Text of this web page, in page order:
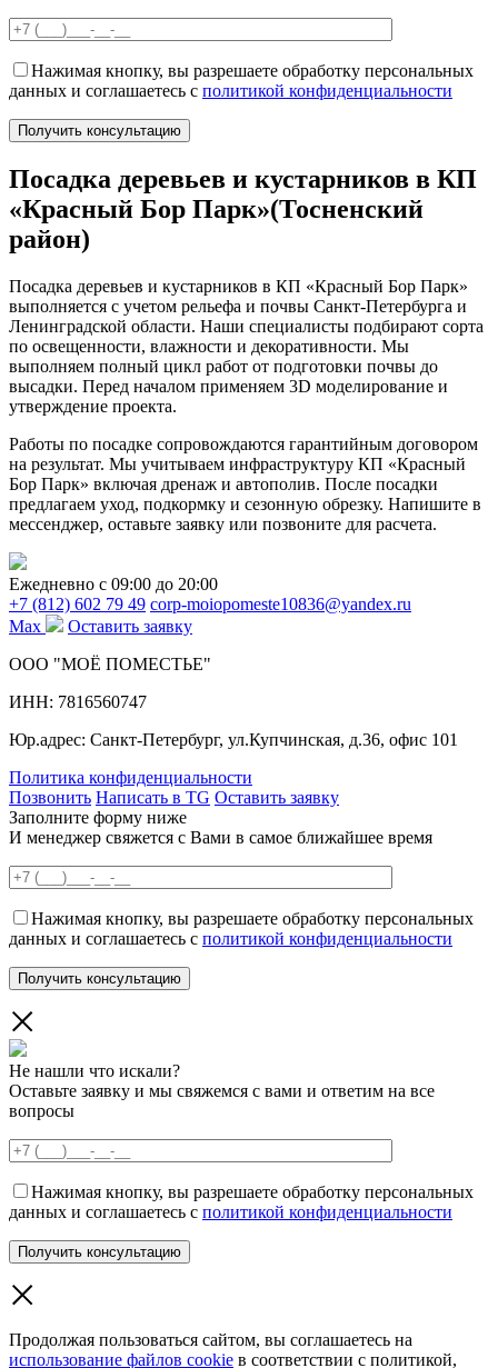
Нажимая кнопку, вы разрешаете обработку персональных
данных и соглашаетесь с политикой конфиденциальности
Посадка деревьев и кустарников в КП
«Красный Бор Парк»(Тосненский
район)
Посадка деревьев и кустарников в КП «Красный Бор Парк»
выполняется с учетом рельефа и почвы Санкт-Петербурга и
Ленинградской области. Наши специалисты подбирают сорта
по освещенности, влажности и декоративности. Мы
выполняем полный цикл работ от подготовки почвы до
высадки. Перед началом применяем 3D моделирование и
утверждение проекта.
Работы по посадке сопровождаются гарантийным договором
на результат. Мы учитываем инфраструктуру КП «Красный
Бор Парк» включая дренаж и автополив. После посадки
предлагаем уход, подкормку и сезонную обрезку. Напишите в
мессенджер, оставьте заявку или позвоните для расчета.
Ежедневно c 09:00 до 20:00
+7 (812) 602 79 49 corp-moiopomeste10836@yandex.ru
Max
Оставить заявку
ООО "МОЁ ПОМЕСТЬЕ"
ИНН: 7816560747
Юр.адрес: Санкт-Петербург, ул.Купчинская, д.36, офис 101
Политика конфиденциальности
Позвонить Написать в TG Оставить заявку
Заполните форму ниже
И менеджер свяжется с Вами в самое ближайшее время
Нажимая кнопку, вы разрешаете обработку персональных
данных и соглашаетесь с политикой конфиденциальности
Не нашли что искали?
Оставьте заявку и мы свяжемся с вами и ответим на все
вопросы
Нажимая кнопку, вы разрешаете обработку персональных
данных и соглашаетесь с политикой конфиденциальности
Продолжая пользоваться сайтом, вы соглашаетесь на
использование файлов cookie в соответствии с политикой,